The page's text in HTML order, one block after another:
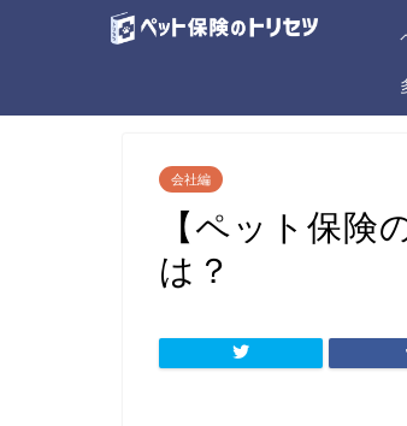
会社編
【ペット保険
は？